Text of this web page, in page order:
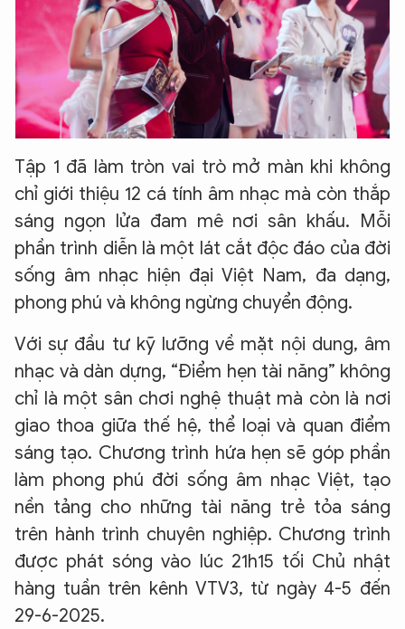
Tập 1 đã làm tròn vai trò mở màn khi không
chỉ giới thiệu 12 cá tính âm nhạc mà còn thắp
sáng ngọn lửa đam mê nơi sân khấu. Mỗi
phần trình diễn là một lát cắt độc đáo của đời
sống âm nhạc hiện đại Việt Nam, đa dạng,
phong phú và không ngừng chuyển động.
Với sự đầu tư kỹ lưỡng về mặt nội dung, âm
nhạc và dàn dựng, “Điểm hẹn tài năng” không
chỉ là một sân chơi nghệ thuật mà còn là nơi
giao thoa giữa thế hệ, thể loại và quan điểm
sáng tạo. Chương trình hứa hẹn sẽ góp phần
làm phong phú đời sống âm nhạc Việt, tạo
nền tảng cho những tài năng trẻ tỏa sáng
trên hành trình chuyên nghiệp. Chương trình
được phát sóng vào lúc 21h15 tối Chủ nhật
hàng tuần trên kênh VTV3, từ ngày 4-5 đến
29-6-2025.